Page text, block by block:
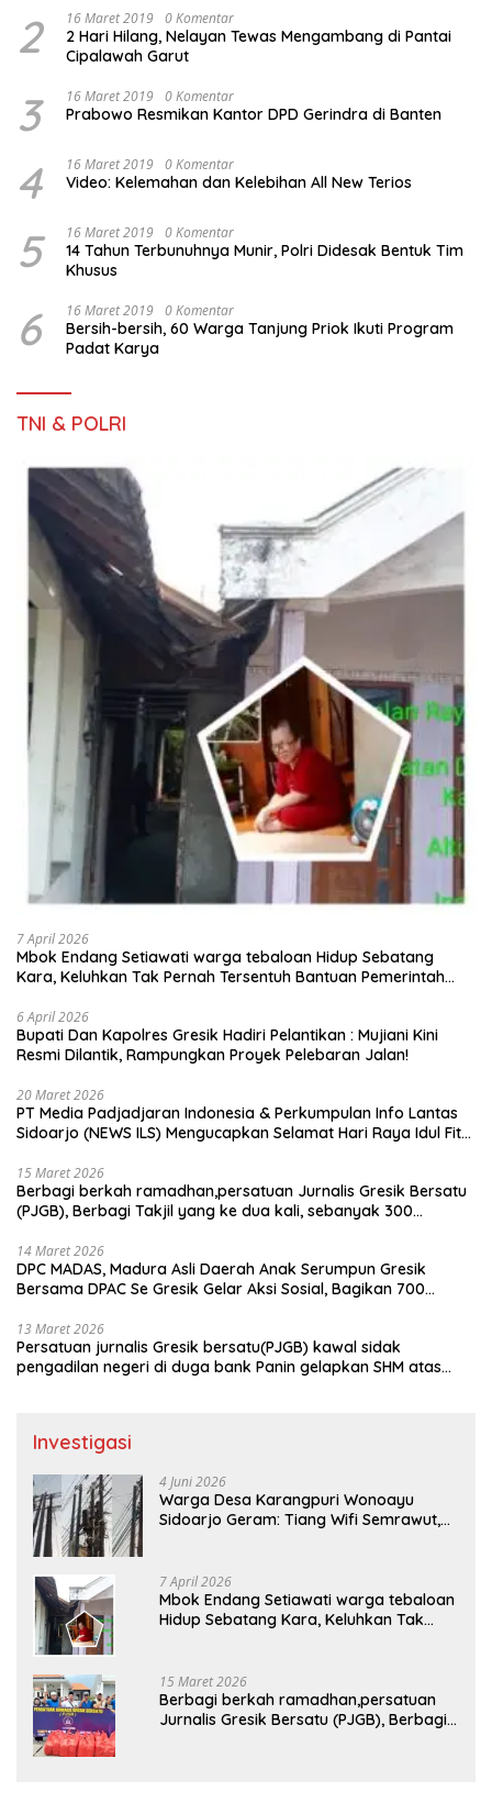
2 16 Maret 2019 0 Komentar
2 Hari Hilang, Nelayan Tewas Mengambang di Pantai
Cipalawah Garut
3 16 Maret 2019 0 Komentar
Prabowo Resmikan Kantor DPD Gerindra di Banten
4 16 Maret 2019 0 Komentar
Video: Kelemahan dan Kelebihan All New Terios
5 16 Maret 2019 0 Komentar
14 Tahun Terbunuhnya Munir, Polri Didesak Bentuk Tim
Khusus
6 16 Maret 2019 0 Komentar
Bersih-bersih, 60 Warga Tanjung Priok Ikuti Program
Padat Karya
TNI & POLRI
7 April 2026
Mbok Endang Setiawati warga tebaloan Hidup Sebatang
Kara, Keluhkan Tak Pernah Tersentuh Bantuan Pemerintah
6 April 2026
​Bupati Dan Kapolres Gresik Hadiri Pelantikan : Mujiani Kini
Resmi Dilantik, Rampungkan Proyek Pelebaran Jalan!
20 Maret 2026
PT Media Padjadjaran Indonesia & Perkumpulan Info Lantas
Sidoarjo (NEWS ILS) Mengucapkan Selamat Hari Raya Idul Fitri
15 Maret 2026
Berbagi berkah ramadhan,persatuan Jurnalis Gresik Bersatu
(PJGB), Berbagi Takjil yang ke dua kali, sebanyak 300
14 Maret 2026
DPC MADAS, Madura Asli Daerah Anak Serumpun Gresik
Bersama DPAC Se Gresik Gelar Aksi Sosial, Bagikan 700
13 Maret 2026
Persatuan jurnalis Gresik bersatu(PJGB) kawal sidak
pengadilan negeri di duga bank Panin gelapkan SHM atas
Investigasi
4 Juni 2026
Warga Desa Karangpuri Wonoayu
Sidoarjo Geram: Tiang Wifi Semrawut,
7 April 2026
Mbok Endang Setiawati warga tebaloan
Hidup Sebatang Kara, Keluhkan Tak
15 Maret 2026
Berbagi berkah ramadhan,persatuan
Jurnalis Gresik Bersatu (PJGB), Berbagi